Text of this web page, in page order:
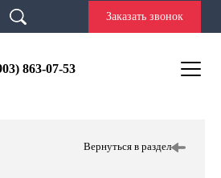
Заказать звонок
863-07-53
Вернуться в раздел